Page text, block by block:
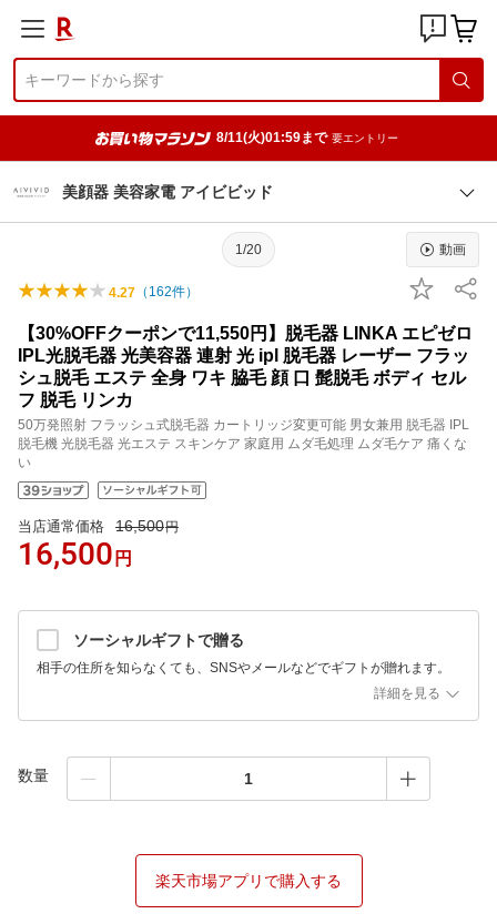
8/11(火)01:59まで 要エントリー
美顔器 美容家電 アイビビッド
1/20 動画
4.27 （ 162件）
【30%OFFクーポンで11,550円】脱毛器 LINKA エピゼロ
IPL光脱毛器 光美容器 連射 光 ipl 脱毛器 レーザー フラッ
シュ脱毛 エステ 全身 ワキ 脇毛 顔 口 髭脱毛 ボディ セル
フ 脱毛 リンカ
50万発照射 フラッシュ式脱毛器 カートリッジ変更可能 男女兼用 脱毛器 IPL
脱毛機 光脱毛器 光エステ スキンケア 家庭用 ムダ毛処理 ムダ毛ケア 痛くな
い
当店通常価格 16,500円
16,500 円
ソーシャルギフトで贈る
相手の住所を知らなくても、SNSやメールなどでギフトが贈れます。
詳細を見る
数量
楽天市場アプリで購入する